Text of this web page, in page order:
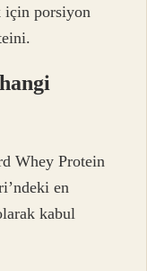
için porsiyon
Whey Protein
en
kabul